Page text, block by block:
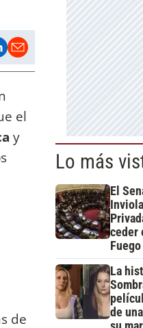
el
y
de
Lo más
El
ceder
Fuego
La
de